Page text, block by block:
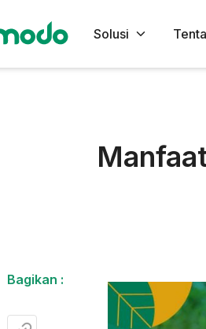
Solusi
Bagikan :